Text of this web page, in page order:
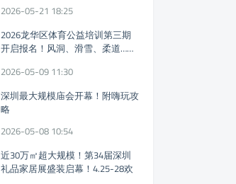
2026-05-21 18:25
2026龙华区体育公益培训第三期
开启报名！风洞、滑雪、柔道……
2026-05-09 11:30
深圳最大规模庙会开幕！附嗨玩攻
略
2026-05-08 10:54
近30万㎡超大规模！第34届深圳
礼品家居展盛装启幕！4.25-28欢